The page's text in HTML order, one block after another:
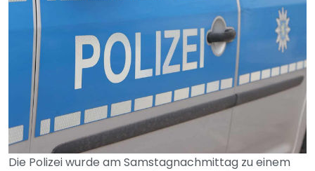
Die Polizei wurde am Samstagnachmittag zu einem